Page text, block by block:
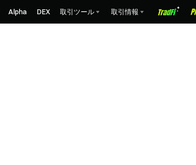
Alpha DEX 取引ツール 取引情報